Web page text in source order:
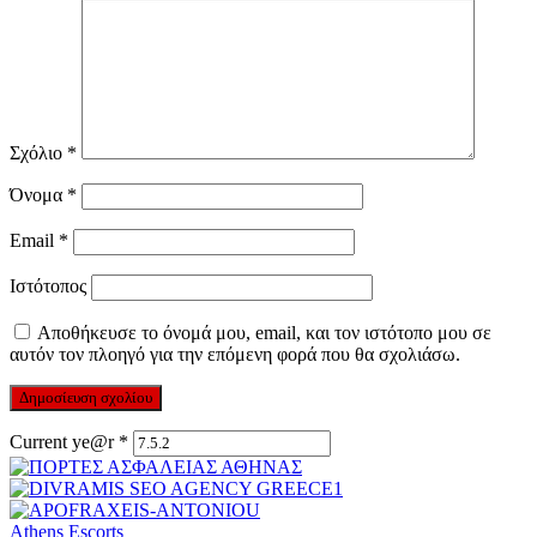
Σχόλιο *
Όνομα *
Email *
Ιστότοπος
Αποθήκευσε το όνομά μου, email, και τον ιστότοπο μου σε
αυτόν τον πλοηγό για την επόμενη φορά που θα σχολιάσω.
Current ye@r *
Athens Escorts